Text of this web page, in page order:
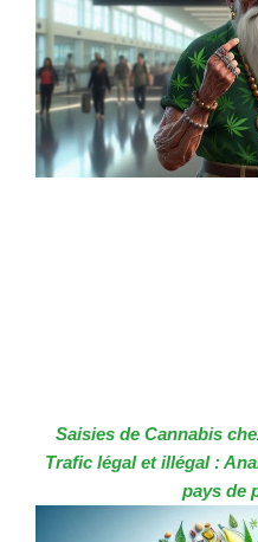
Saisies de Cannabis
Trafic légal et illégal :
pays de